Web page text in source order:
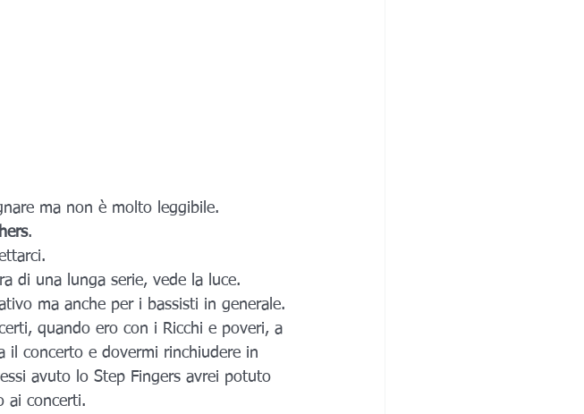
ma non è molto leggibile.
.
di una lunga serie, vede la luce.
ma anche per i bassisti in generale.
quando ero con i Ricchi e poveri, a
il concerto e dovermi rinchiudere in
avuto lo Step Fingers avrei potuto
ai concerti.